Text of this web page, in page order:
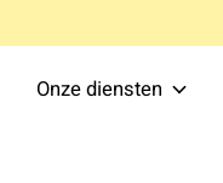
Onze diensten